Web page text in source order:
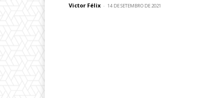
Victor Félix - 14 DE SETEMBRO DE 2021